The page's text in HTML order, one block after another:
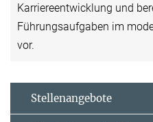
Karriereentwicklung und
Führungsaufgaben im
vor.
Stellenangebote